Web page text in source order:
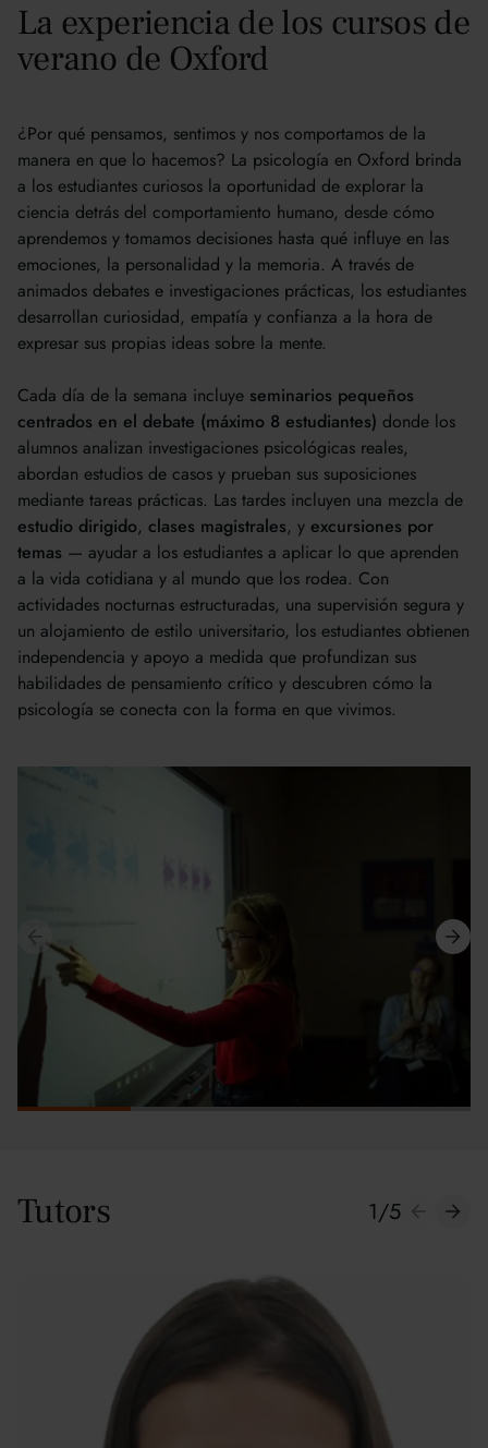
La experiencia de los cursos de
verano de Oxford
¿Por qué pensamos, sentimos y nos comportamos de la
manera en que lo hacemos? La psicología en Oxford brinda
a los estudiantes curiosos la oportunidad de explorar la
ciencia detrás del comportamiento humano, desde cómo
aprendemos y tomamos decisiones hasta qué influye en las
emociones, la personalidad y la memoria. A través de
animados debates e investigaciones prácticas, los estudiantes
desarrollan curiosidad, empatía y confianza a la hora de
expresar sus propias ideas sobre la mente.
Cada día de la semana incluye seminarios pequeños
centrados en el debate (máximo 8 estudiantes) donde los
alumnos analizan investigaciones psicológicas reales,
abordan estudios de casos y prueban sus suposiciones
mediante tareas prácticas. Las tardes incluyen una mezcla de
estudio dirigido, clases magistrales, y excursiones por
temas — ayudar a los estudiantes a aplicar lo que aprenden
a la vida cotidiana y al mundo que los rodea. Con
actividades nocturnas estructuradas, una supervisión segura y
un alojamiento de estilo universitario, los estudiantes obtienen
independencia y apoyo a medida que profundizan sus
habilidades de pensamiento crítico y descubren cómo la
psicología se conecta con la forma en que vivimos.
Tutors 1/5